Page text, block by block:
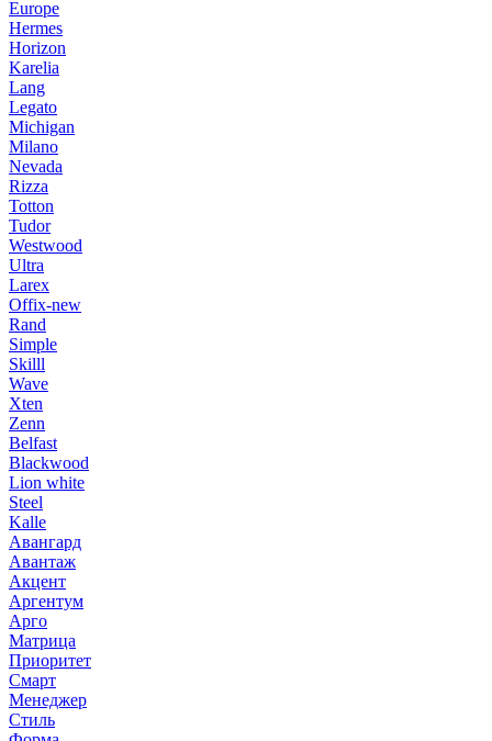
Europe
Hermes
Horizon
Karelia
Lang
Legato
Michigan
Milano
Nevada
Rizza
Totton
Tudor
Westwood
Ultra
Larex
Offix-new
Rand
Simple
Skilll
Wave
Xten
Zenn
Belfast
Blackwood
Lion white
Steel
Kalle
Авангард
Авантаж
Акцент
Аргентум
Арго
Матрица
Приоритет
Смарт
Менеджер
Стиль